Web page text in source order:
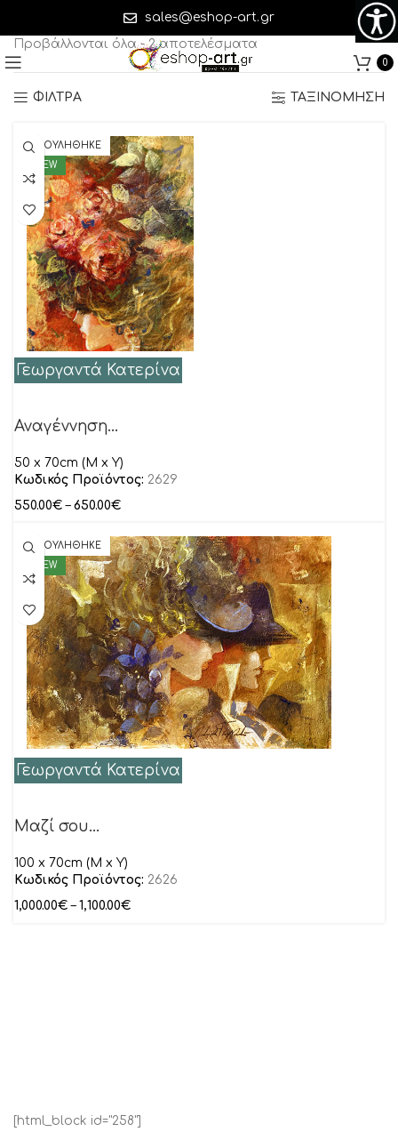
sales@eshop-art.gr
0
Γεωργαντά Κατερίνα
Προβάλλονται όλα - 2 αποτελέσματα
ΦΙΛΤΡΑ ΤΑΞΙΝΟΜΗΣΗ
ΠΟΥΛΗΘΗΚΕ
NEW
Γεωργαντά Κατερίνα
Αναγέννηση…
50 x 70cm (M x Y)
Κωδικός Προϊόντος: 2629
550.00€ – 650.00€
ΠΟΥΛΗΘΗΚΕ
NEW
Γεωργαντά Κατερίνα
Μαζί σου…
100 x 70cm (M x Y)
Κωδικός Προϊόντος: 2626
1,000.00€ – 1,100.00€
[html_block id="258"]